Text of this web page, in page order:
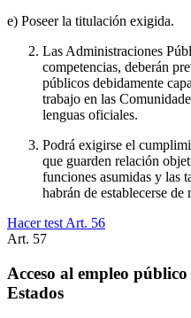
e) Poseer la titulación exigida.
Las Administraciones
competencias, deberán
públicos debidamente
trabajo en las
lenguas oficiales.
Podrá exigirse el
que guarden relación
funciones asumidas y las
habrán de establecerse de
Hacer test Art. 56
Art. 57
Acceso al empleo
Estados